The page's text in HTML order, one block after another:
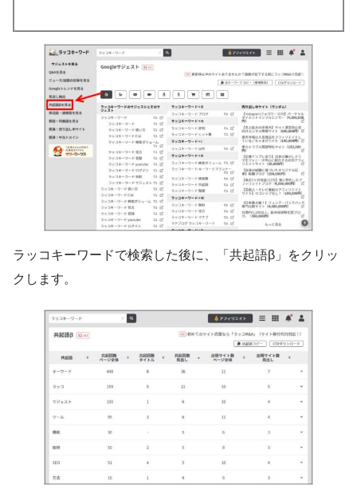
ラッコキーワードで検索した後に、「共起語β」をクリッ
クします。